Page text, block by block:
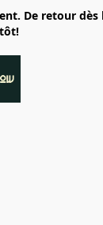
De retour